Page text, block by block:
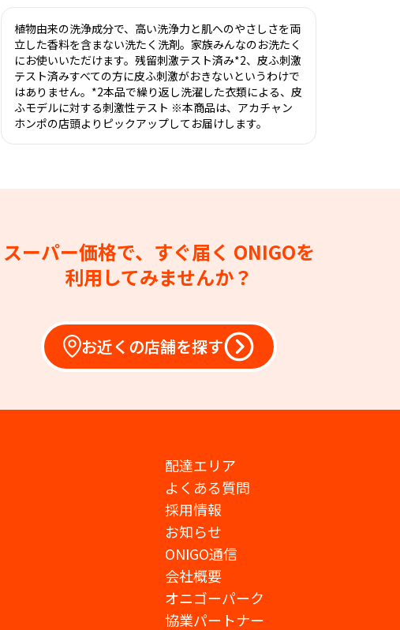
植物由来の洗浄成分で、高い洗浄力と肌へのやさしさを両
立した香料を含まない洗たく洗剤。家族みんなのお洗たく
にお使いいただけます。残留刺激テスト済み*2、皮ふ刺激
テスト済みすべての方に皮ふ刺激がおきないというわけで
はありません。*2本品で繰り返し洗濯した衣類による、皮
ふモデルに対する刺激性テスト ※本商品は、アカチャン
ホンポの店頭よりピックアップしてお届けします。
スーパー価格で、すぐ届く ONIGOを
利用してみませんか？
お近くの店舗を探す
配達エリア
よくある質問
採用情報
お知らせ
ONIGO通信
会社概要
オニゴーパーク
協業パートナー